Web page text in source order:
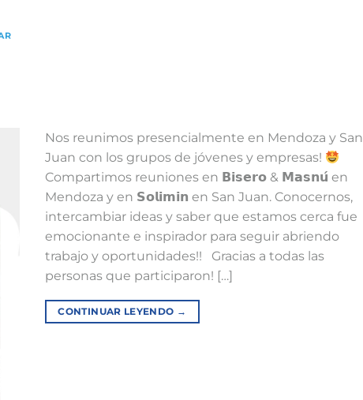
Nos reunimos presencialmente en Mendoza y San
Juan con los grupos de jóvenes y empresas!
Compartimos reuniones en 𝗕𝗶𝘀𝗲𝗿𝗼 & 𝗠𝗮𝘀𝗻𝘂́ en
Mendoza y en 𝗦𝗼𝗹𝗶𝗺𝗶𝗻 en San Juan. Conocernos,
intercambiar ideas y saber que estamos cerca fue
emocionante e inspirador para seguir abriendo
trabajo y oportunidades!! ⁣⁣ ⁣⁣ Gracias a todas las
personas que participaron! […]
CONTINUAR LEYENDO →